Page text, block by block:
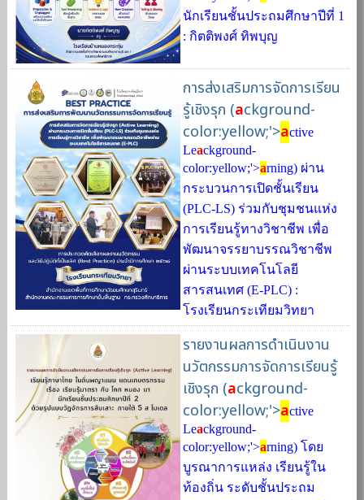
นักเรียนชั้นประถมศึกษาปีที่ 1
: กิตติพงศ์ ทิพบุญ
การส่งเสริมการจัดการเรียน
รู้เชิงรุก (ackground-
color:yellow;'>active
Leackground-
color:yellow;'>arning) ผ่าน
กระบวนการเปิดชั้นเรียน
(PLC-LS) ร่วมกับชุมชนแห่ง
การเรียนรู้ทางวิชาชีพ เพื่อ
พัฒนาจรรยาบรรณวิชาชีพ
ผ่านระบบเทคโนโลยี
สารสนเทศ (E-PLC) :
โรงเรียนกระเทียมวิทยา
รายงานผลการดำเนินงาน
นวัตกรรมการจัดการเรียนรู้
เชิงรุก (ackground-
color:yellow;'>active
Leackground-
color:yellow;'>arning) โดย
บูรณาการแหล่ง เรียนรู้ใน
ท้องถิ่น ระดับชั้นประถม